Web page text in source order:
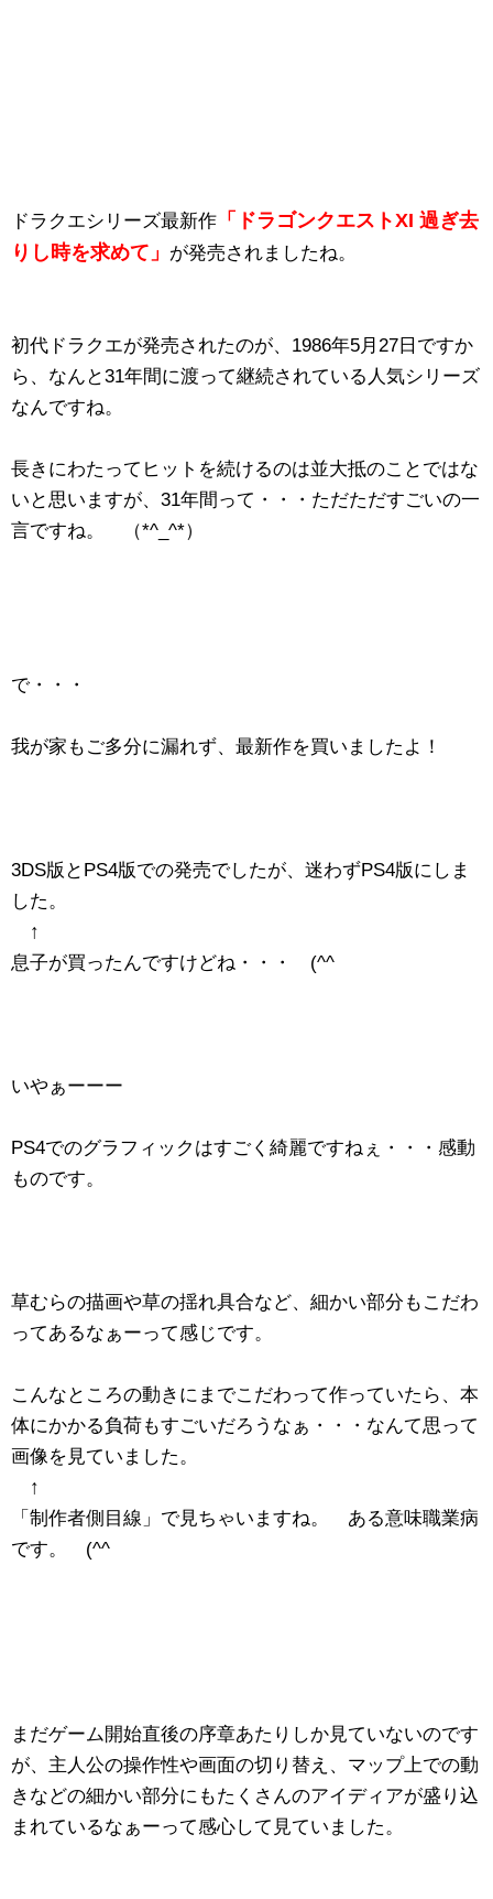
ドラクエシリーズ最新作 「ドラゴンクエストXI 過ぎ去
りし時を求めて」 が発売されましたね。
初代ドラクエが発売されたのが、1986年5月27日ですか
ら、なんと31年間に渡って継続されている人気シリーズ
なんですね。
長きにわたってヒットを続けるのは並大抵のことではな
いと思いますが、31年間って・・・ただただすごいの一
言ですね。 （*^_^*）
で・・・
我が家もご多分に漏れず、最新作を買いましたよ！
3DS版とPS4版での発売でしたが、迷わずPS4版にしま
した。
↑
息子が買ったんですけどね・・・ (^^ゞ
いやぁーーー
PS4でのグラフィックはすごく綺麗ですねぇ・・・感動
ものです。
草むらの描画や草の揺れ具合など、細かい部分もこだわ
ってあるなぁーって感じです。
こんなところの動きにまでこだわって作っていたら、本
体にかかる負荷もすごいだろうなぁ・・・なんて思って
画像を見ていました。
↑
「制作者側目線」で見ちゃいますね。 ある意味職業病
です。 (^^ゞ
まだゲーム開始直後の序章あたりしか見ていないのです
が、主人公の操作性や画面の切り替え、マップ上での動
きなどの細かい部分にもたくさんのアイディアが盛り込
まれているなぁーって感心して見ていました。